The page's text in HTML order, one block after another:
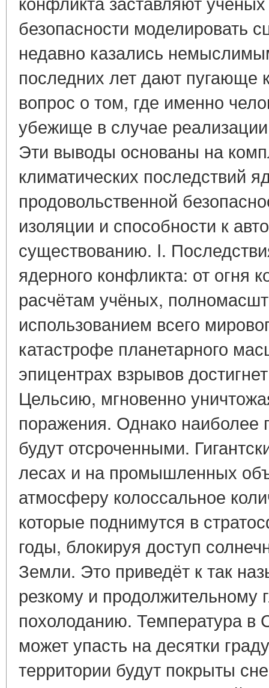
безопасности моделировать
недавно казались
последних лет дают пугающе
вопрос о том, где именно
убежище в случае
Эти выводы основаны на
климатических последствий
продовольственной
изоляции и способности к
существованию. I.
ядерного конфликта: от огня
расчётам учёных,
использованием всего
катастрофе планетарного
эпицентрах взрывов
Цельсию, мгновенно
поражения. Однако наиболее
будут отсроченными.
лесах и на промышленных
атмосферу колоссальное
которые поднимутся в
годы, блокируя доступ
Земли. Это приведёт к так
резкому и продолжительному
похолоданию. Температура
может упасть на десятки
территории будут покрыты